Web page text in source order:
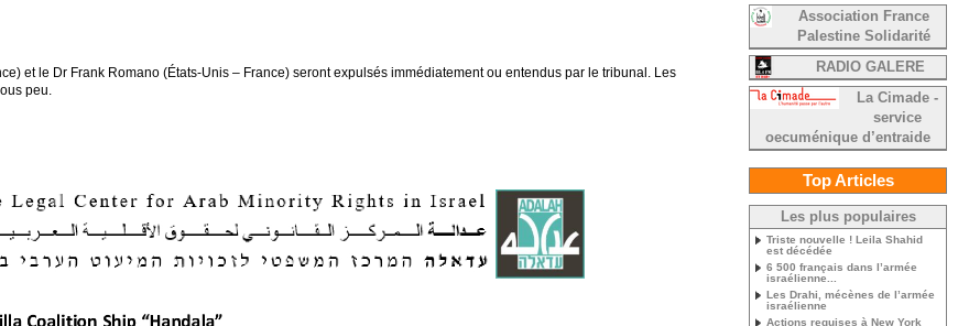
et le Dr Frank Romano (États-Unis – France) seront expulsés immédiatement ou entendus par le tribunal. Les
peu.
Association France
Palestine Solidarité
RADIO GALERE
La Cimade -
service
oecuménique d’entraide
Top Articles
Les plus populaires
Triste nouvelle ! Leila Shahid
est décédée
6 500 français dans l’armée
israélienne...
Les Drahi, mécènes de l’armée
israélienne
Actions requises à New York